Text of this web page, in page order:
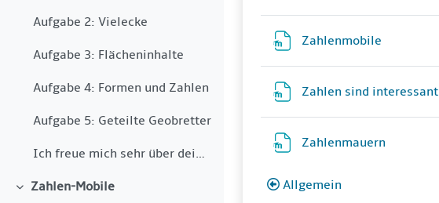
Aufgabe 2: Vielecke
Aufgabe 3: Flächeninhalte
Aufgabe 4: Formen und Zahlen
Aufgabe 5: Geteilte Geobretter
Ich freue mich sehr über dein Interesse an mathema...
Einklappen
Zahlen-Mobile
Zahlenmobile
Zahlen sind interessant
Zahlenmauern
Allgemein